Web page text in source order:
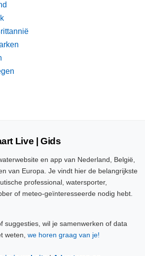
Live | Gids
en app van Nederland, België,
van Europa. Je vindt hier de belangrijkste
professional, watersporter,
of meteo-geïnteresseerde nodig hebt.
suggesties, wil je samenwerken of data
weten, we horen graag van je!